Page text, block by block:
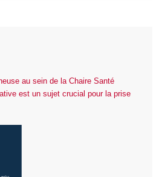
au sein de la Chaire Santé
est un sujet crucial pour la prise